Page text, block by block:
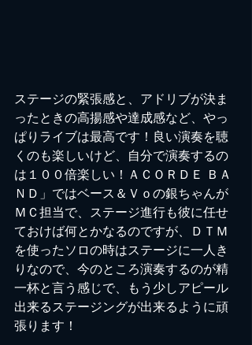
ステージの緊張感と、アドリブが決ま
ったときの高揚感や達成感など、やっ
ぱりライブは最高です！良い演奏を聴
くのも楽しいけど、自分で演奏するの
は１００倍楽しい！ＡＣＯＲＤＥ ＢＡ
ＮＤ」ではベース＆Ｖｏの銀ちゃんが
ＭＣ担当で、ステージ進行も彼に任せ
ておけば何とかなるのですが、ＤＴＭ
を使ったソロの時はステージに一人き
りなので、今のところ演奏するのが精
一杯と言う感じで、もう少しアピール
出来るステージングが出来るように頑
張ります！